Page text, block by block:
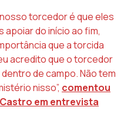
torcedor é que eles
apoiar do início ao fim,
que a torcida
acredito que o torcedor
de campo. Não tem
nisso”, comentou
em entrevista